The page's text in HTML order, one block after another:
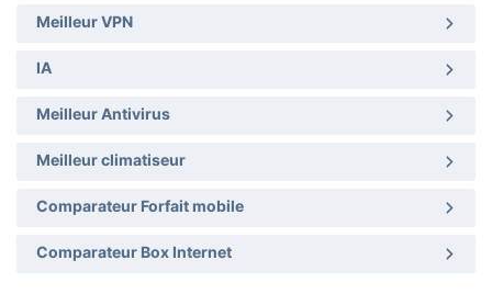
Meilleur VPN
IA
Meilleur Antivirus
Meilleur climatiseur
Comparateur Forfait mobile
Comparateur Box Internet